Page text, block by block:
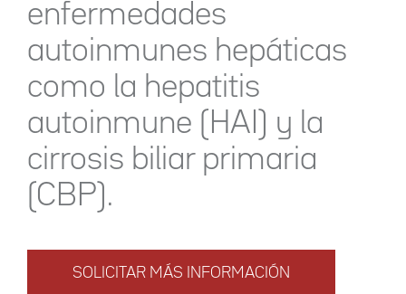
enfermedades
autoinmunes hepáticas
como la hepatitis
autoinmune (HAI) y la
cirrosis biliar primaria
(CBP).
SOLICITAR MÁS INFORMACIÓN